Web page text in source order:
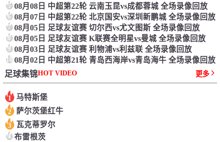
5 08月08日 中超第22轮 云南玉昆vs成都蓉城 全场录像回放
6 08月07日 中超第22轮 北京国安vs深圳新鹏城 全场录像回放
7 08月05日 足球友谊赛 切尔西vs尤文图斯 全场录像回放
8 08月05日 足球友谊赛 K联赛全明星vs曼城 全场录像回放
9 08月03日 足球友谊赛 利物浦vs利兹联 全场录像回放
1008月02日 中超第21轮 青岛西海岸vs青岛海牛 全场录像回放
足球集锦HOT VIDEO 更多
1 马特斯堡
2 萨尔茨堡红牛
3 瓦克蒂罗尔
4 布雷根茨